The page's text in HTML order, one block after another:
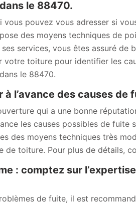
le 88470.
vous pouvez vous adresser si
des moyens techniques de
services, vous êtes assuré de
toiture pour identifier les
le 88470.
l’avance des causes de
qui a une bonne
les causes possibles de fuite
des moyens techniques très
de toiture. Pour plus de détails,
: comptez sur
de fuite, il est